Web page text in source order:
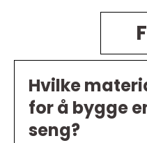
Hvilke
for å bygge
seng?